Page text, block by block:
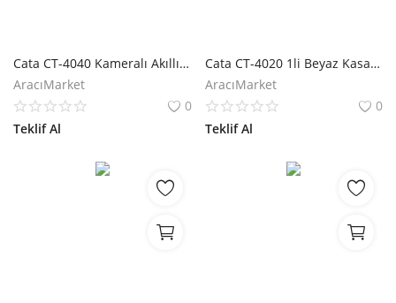
Cata CT-4040 Kameralı Akıllı Kapı Kilidi
AracıMarket
0
Teklif Al
Cata CT-4020 1li Beyaz Kasa Akıllı Anahtar
AracıMarket
0
Teklif Al